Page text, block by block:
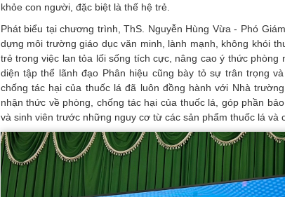
khỏe con người, đặc biệt là thế hệ trẻ.
Phát biểu tại chương trình, ThS. Nguyễn Hùng Vừa - Phó
dựng môi trường giáo dục văn minh, lành mạnh, không khói
trẻ trong việc lan tỏa lối sống tích cực, nâng cao ý thức
diện tập thể lãnh đạo Phân hiệu cũng bày tỏ sự trân trọng
chống tác hại của thuốc lá đã luôn đồng hành với Nhà
nhận thức về phòng, chống tác hại của thuốc lá, góp phần
và sinh viên trước những nguy cơ từ các sản phẩm thuốc lá và